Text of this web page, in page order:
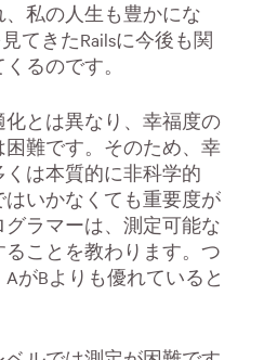
私の人生も豊かにな
てきたRailsに今後も関
るのです。
とは異なり、幸福度の
難です。そのため、幸
は本質的に非科学的
いかなくても重要度が
ラマーは、測定可能な
ことを教わります。つ
がBよりも優れていると